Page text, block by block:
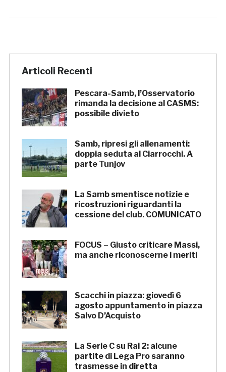
Articoli Recenti
Pescara-Samb, l’Osservatorio
rimanda la decisione al CASMS:
possibile divieto
Samb, ripresi gli allenamenti:
doppia seduta al Ciarrocchi. A
parte Tunjov
La Samb smentisce notizie e
ricostruzioni riguardanti la
cessione del club. COMUNICATO
FOCUS – Giusto criticare Massi,
ma anche riconoscerne i meriti
Scacchi in piazza: giovedì 6
agosto appuntamento in piazza
Salvo D’Acquisto
La Serie C su Rai 2: alcune
partite di Lega Pro saranno
trasmesse in diretta